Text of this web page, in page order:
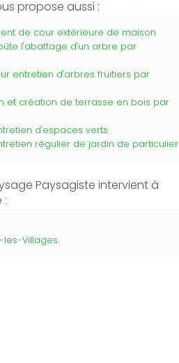
propose aussi :
de cour extérieure de maison
l'abattage d'un arbre par
entretien d'arbres fruitiers par
et création de terrasse en bois par
d'espaces verts
régulier de jardin de particulier
Paysagiste intervient à
:
les-Villages